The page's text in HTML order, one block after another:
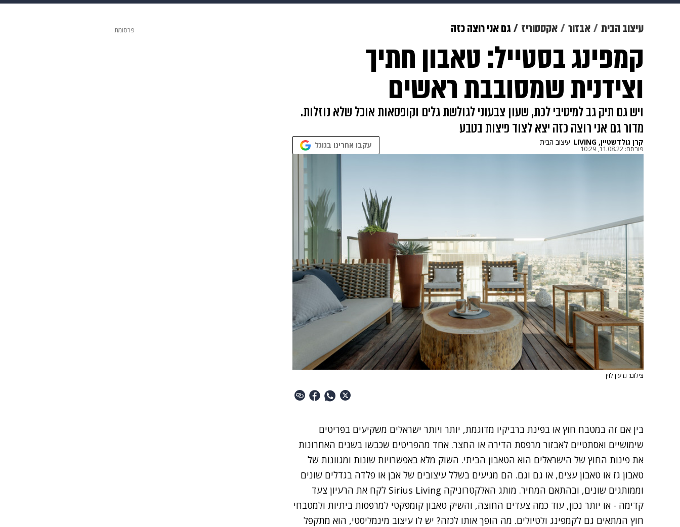
מוזיקה תרבות צבא וביטחון makoZ
דיגיטל גאווה ויוה משפט תשעה חודשים מתכונים
עיצוב הבית אבזור אקססוריז גם אני רוצה כזה
קמפינג בסטייל: טאבון חתיך
וצידנית שמסובבת ראשים
ויש גם תיק גב למיטיבי לכת, שעון צבעוני לגולשת גלים וקופסאות אוכל שלא נוזלות.
מדור גם אני רוצה כזה יצא לצוד פיצות בטבע
קרן גולדשטיין, LIVING עיצוב הבית
פורסם: 11.08.22, 10:29 עקבו אחרינו בגוגל
צילום: גדעון לוין
בין אם זה במטבח חוץ או בפינת ברביקיו מדוגמת, יותר ויותר ישראלים משקיעים בפריטים
שימושיים ואסתטיים לאבזור מרפסת הדירה או החצר. אחד מהפריטים שכבשו בשנים האחרונות
את פינות החוץ של הישראלים הוא הטאבון הביתי. השוק מלא באפשרויות שונות ומגוונות של
טאבון גז או טאבון עצים, או גם וגם. הם מגיעים בשלל עיצובים של אבן או פלדה בגדלים שונים
וממותגים שונים, ובהתאם המחיר. מותג האלקטרוניקה Sirius Living לקח את הרעיון צעד
קדימה - או יותר נכון, עוד כמה צעדים החוצה, והשיק טאבון קומפקטי למרפסות ביתיות ולמטבחי
חוץ המתאים גם לקמפינג ולטיולים. מה הופך אותו לכזה? יש לו עיצוב מינמליסטי, הוא מתקפל
פרסומת